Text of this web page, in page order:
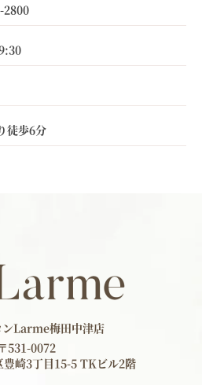
2800
徒歩6分
ンLarme梅田中津店
531-0072
豊崎3丁目15-5 TKビル2階